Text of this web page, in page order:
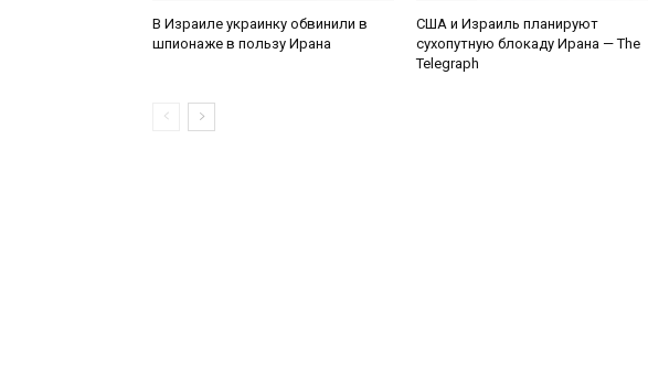
В Израиле украинку обвинили в
шпионаже в пользу Ирана
США и Израиль планируют
сухопутную блокаду Ирана — The
Telegraph